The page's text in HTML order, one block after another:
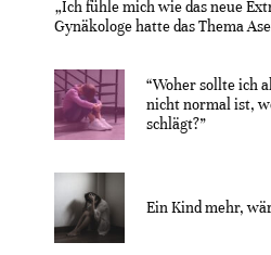
„Ich fühle mich wie das neue
Gynäkologe hatte das Thema
“Woher sollte ich
nicht normal ist,
schlägt?”
Ein Kind mehr,